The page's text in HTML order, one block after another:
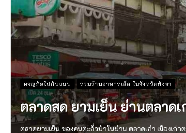
ผจญภัยไปกับแนน รวมร้านอาหารเด็ด ในจังหวัดพังงา
ตลาดสด ยามเย็น ย่านตลาด
ตลาดยามเย็น ของคนตะกั่วป่าในย่าน ตลาดเก่า เมืองเก่